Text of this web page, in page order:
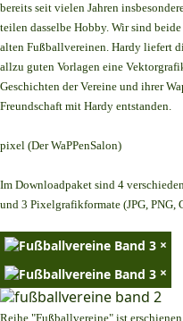
bereits seit vielen Jahren
teilen dasselbe Hobby. Wir sind
alten Fußballvereinen. Hardy liefert
allzu guten Vorlagen eine
Geschichten der Vereine und ihrer
Freundschaft mit Hardy entstanden.
pixel (Der WaPPenSalon)
Im Downloadpaket sind 4
und 3 Pixelgrafikformate (JPG, PNG,
×
×
Reihe "Fußballvereine" ist